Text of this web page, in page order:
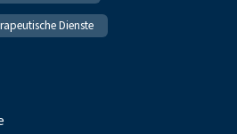
Dienste